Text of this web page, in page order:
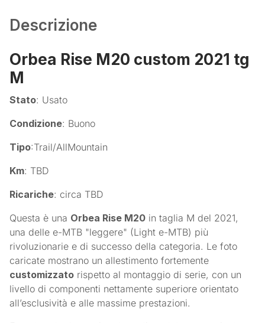
Descrizione
Orbea Rise M20 custom 2021 tg
M
Stato: Usato
Condizione: Buono
Tipo:Trail/AllMountain
Km: TBD
Ricariche: circa TBD
Questa è una Orbea Rise M20 in taglia M del 2021,
una delle e-MTB "leggere" (Light e-MTB) più
rivoluzionarie e di successo della categoria. Le foto
caricate mostrano un allestimento fortemente
customizzato rispetto al montaggio di serie, con un
livello di componenti nettamente superiore orientato
all’esclusività e alle massime prestazioni.